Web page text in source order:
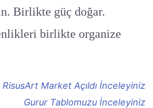
Birlikte güç doğar.
birlikte organize
RisusArt Market Açıldı İnceleyiniz
Gurur Tablomuzu İnceleyiniz